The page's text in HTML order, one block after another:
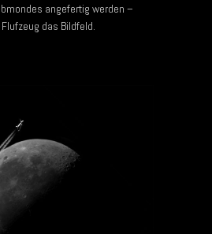
angefertig werden –
das Bildfeld.